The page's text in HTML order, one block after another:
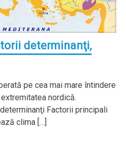
determinanţi,
pe cea mai mare întindere
nordică.
Factorii principali
clima […]